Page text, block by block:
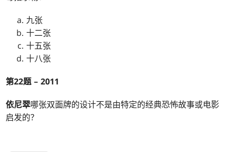
九张
十二张
十五张
十八张
第22题 – 2011
依尼翠哪张双面牌的设计不是由特定的经典恐怖故事或电影
启发的？